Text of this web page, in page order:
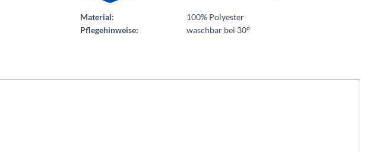
Material:
100% Polyester
Pflegehinweise:
waschbar bei 30°